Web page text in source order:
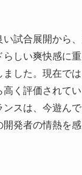
試合展開から
しい爽快感に
した。現在で
く評価されて
スは、今遊ん
発者の情熱を